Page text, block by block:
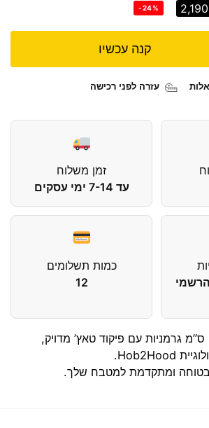
-24%
קנה עכשיו
עזרה לפני רכישה
זמן משלוח
עד 7-14 ימי עסקים
כמות תשלומים
12
בטוחה ומתקדמת למטבח שלך.